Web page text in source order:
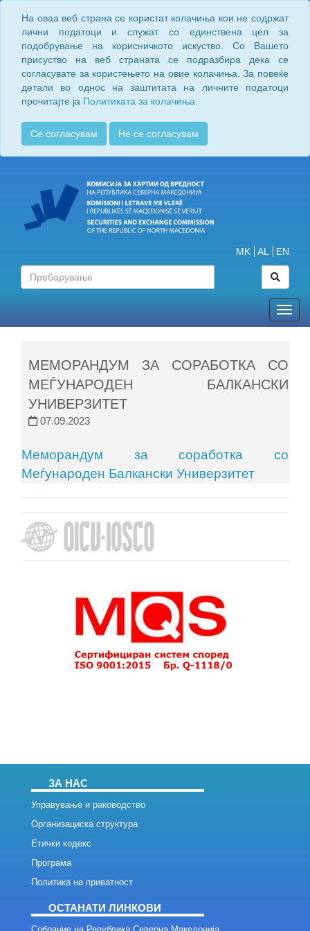
На оваа веб страна се користат колачиња кои не содржат
лични податоци и служат со единствена цел за
подобрување на корисничкото искуство. Со Вашето
присуство на веб страната се подразбира дека се
согласувате за користењето на овие колачиња. За повеќе
детали во однос на заштитата на личните податоци
прочитајте ја Политиката за колачиња.
Се согласувам Не се согласувам
MK AL EN
МЕМОРАНДУМ ЗА СОРАБОТКА СО
МЕЃУНАРОДЕН БАЛКАНСКИ
УНИВЕРЗИТЕТ
07.09.2023
Меморандум за соработка со
Меѓународен Балкански Универзитет
ЗА НАС
Управување и раководство
Организациска структура
Етички кодекс
Програма
Политика на приватност
ОСТАНАТИ ЛИНКОВИ